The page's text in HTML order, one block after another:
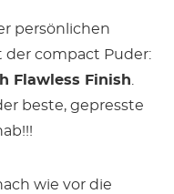
persönlichen
der compact Puder:
Flawless Finish.
beste, gepresste
wie vor die